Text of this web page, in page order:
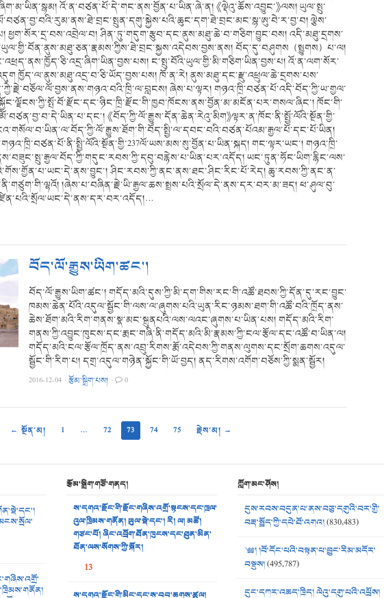
འོ་ན་བཙན་པོ་དེ་གང་ནས་བྱོན་པ་ཡིན་ཞེ་ན། 《ལྡེའུ་ཆོས་འབྱུང་》ལས། ཡུལ་སྤུ་
ལྕེས་
ཕྱག་སོར་དྲ་བས་འབྲེལ་བ། ཤིན་ཏུ་གདུག་རྩུབ་དང་ནུས་མཐུ་ཆེ་བ་གཅིག་བྱུང་བས། འདི་མཐུ་དྲགས་
བོད་དུ་བཤུགས（སྤྱུགས）པ་ལ།
ང་སྤུ་བོའི་ཡུལ་གྱི་མི་གཅིག་ཡིན་བྱས་པ། འོ་ན་ལག་སོར་
ཁྱོད་ལ་ནུས་མཐུ་འདྲ་བ་ཅི་ཡོད་བྱས་པས། ཁོ་ན་རེ། ནུས་མཐུ་དང་རྫུ་འཕྲུལ་ཆེ་དྲགས་པས་
ཞེས་པ་ལྟར། གཉའ་ཁྲི་བཙན་པོ་འདི་བོད་ཀྱི་ཡ་གྱལ་
ཁོང་གི་
《བོད་ཀྱི་ལོ་རྒྱུས་དོན་ཆེན་རེའུ་མིག》ལྟར་ན་ཁོང་ནི་སྤྱོ་ལོའི་སྔོན་གྱི་
གང་ལྟར་ཡང་། གཉའ་ཁྲི་
ཡང་ཏུན་ཧོང་ཡིག་རྙིང་ལས་
ཤིང་རབས་ཀྱི་ནང་ནས་ཐང་ཤིང་རིང་པོ་རེད། ཆུ་རབས་ཀྱི་ནང་ན་
།ཞེས་པ་བཞིན་རྗེ་ཡི་རྒྱལ་ཆས་སྤྲས་པའི་སྲོལ་དེ་ནས་དར་བར་མ་ཟད། ཕ་ཤུལ་བུ་
བོད་ལོ་རྒྱུས་ཡིག་ཚང་།
བོད་ལོ་རྒྱུས་ཡིག་ཚང་། གདོད་མའི་དུས་ཀྱི་མི་དག་གིས་རང་གི་འཚོ་ཐབས་ཀྱི་དོན་དུ་རང་བྱུང་
ཁམས་ཆེན་པོའི་འདུལ་སྦྱོང་གི་ལས་ལ་ཞུགས་པའི་ཡུན་རིང་ཉམས་ཐག་གི་འཚོ་བའི་ཁྲོད་ནས་
ཆེས་ཐོག་མའི་རིག་གནས་སྣ་མང་སྐྲུནཔའི་ལས་ལའང་ཞུགས་པ་ཡིན་པས། གདོད་མའི་རིག་
གནས་ཀྱི་འབྱུང་ཁུངས་དང་རྨང་གཞི་ནི་གདོད་མའི་མི་རྣམས་ཀྱི་ངལ་རྩོལ་དང་འཚོ་བ་ཡིན་ལ།
གདོད་མའི་ངལ་རྩོལ་ཁྲོད་ནས་འབྲུ་རིགས་རྨོ་འདེབས་ཀྱི་གནས་ལུགས་དང་སྲོག་ཆགས་འདུལ་
སྦྱོང་གི་རིག་པ། དགྲ་འདུལ་གཉེན་སྐྱོང་གི་ཡོ་བྱད། ནད་རིགས་འགོག་བཅོས་ཀྱི་སྨན་སྦྱོར།
2016-12-04 ·རྩོམ་སྒྲིག་པས། · 0
← སྔོན་མ། 1 … 72 73 74 75 རྗེས་མ། →
རྩོམ་སྒྲིག་གཙོ་གནད།
ས་དགའ་རྫོང་གི་རྫོང་གཞིས་འགྲོ་སྟངས་དང་ཁྲལ་
འུལ་ཁྲིམས་གནོན། ཡུལ་སྡེ་དང་། རི། ལ། མཚོ།
གཙང་པོ། ཞིང་འབྲོག་ཐོན་ཁུངས་དང་ཐུན་མིན་
ཐོན་ལས་སོགས་ཀྱི་སྐོར།
13
ཀློག་མང་ཤོས།
དུས་རབས་བདུན་པ་ནས་བཅུ་དགུའི་བར་གྱི་
བརྡ་སྤྲོད་ཀྱི་དཔེ་ཐོ་འགའ།(830,483)
༄༅། །བོ་དོང་པའི་བསྟན་པ་བྱུང་རིམ་མདོར་
བསྡུས།(495,787)
དུང་དཀར་འཆད་ཁྲིད། ལེའུ་དགུ་པའི་འཕྲོས།